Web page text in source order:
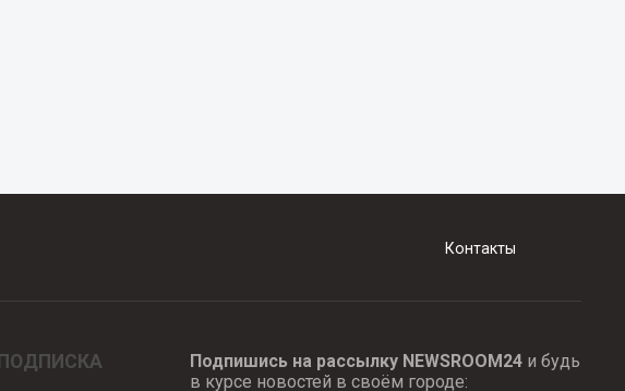
Контакты
ПОДПИСКА Подпишись на рассылку NEWSROOM24и будь
в курсе новостей в своём городе: